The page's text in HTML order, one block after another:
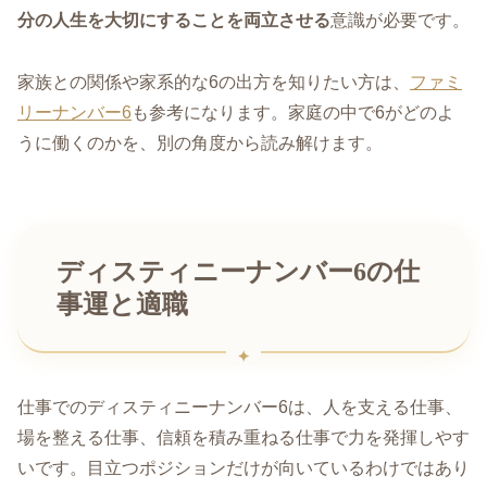
分の人生を大切にすることを両立させる意識が必要です。
家族との関係や家系的な6の出方を知りたい方は、 ファミ
リーナンバー6も参考になります。家庭の中で6がどのよ
うに働くのかを、別の角度から読み解けます。
ディスティニーナンバー6の仕
事運と適職
仕事でのディスティニーナンバー6は、人を支える仕事、
場を整える仕事、信頼を積み重ねる仕事で力を発揮しやす
いです。目立つポジションだけが向いているわけではあり